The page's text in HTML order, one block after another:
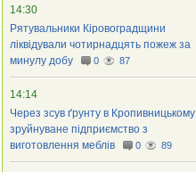
14:30
Рятувальники Кіровоградщини
ліквідували чотирнадцять пожеж за
минулу добу
0 87
14:14
Через зсув ґрунту в Кропивницькому
зруйнуване підприємство з
виготовлення меблів
0 89